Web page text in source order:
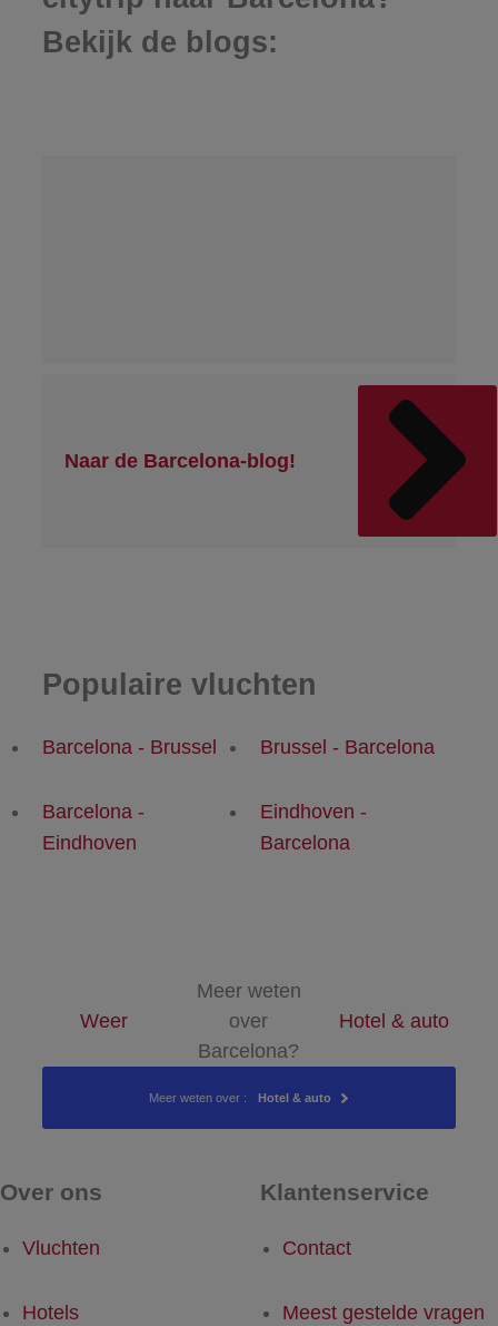
Bekijk de blogs:
Naar de Barcelona-blog!
Populaire vluchten
Barcelona - Brussel Brussel - Barcelona
Barcelona -
Eindhoven
Eindhoven -
Barcelona
Weer
Meer weten
over
Barcelona?
Hotel & auto
Meer weten over : Hotel & auto
Over ons
Vluchten
Hotels
Klantenservice
Contact
Meest gestelde vragen